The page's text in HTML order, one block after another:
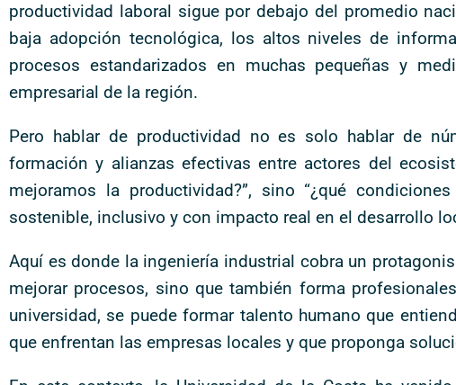
productividad laboral sigue por debajo del promedio
baja adopción tecnológica, los altos niveles de
procesos estandarizados en muchas pequeñas y
empresarial de la región.
Pero hablar de productividad no es solo hablar de
formación y alianzas efectivas entre actores del
mejoramos la productividad?”, sino “¿qué
sostenible, inclusivo y con impacto real en el desarrollo
Aquí es donde la ingeniería industrial cobra un
mejorar procesos, sino que también forma
universidad, se puede formar talento humano que
que enfrentan las empresas locales y que proponga